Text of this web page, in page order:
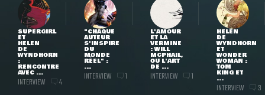
SUPERGIRL
ET
HELEN
DE
WYNDHORN
:
RENCONTRE
AVEC ...
INTERVIEW 4
"CHAQUE
AUTEUR
S'INSPIRE
DU
MONDE
RÉEL" :
...
INTERVIEW 1
L'AMOUR
ET LA
VERMINE
: WILL
MCPHAIL,
OU L'ART
DE ...
INTERVIEW 1
HELEN
DE
WYNDHORN
ET
WONDER
WOMAN :
TOM
KING ET
...
INTERVIEW 3